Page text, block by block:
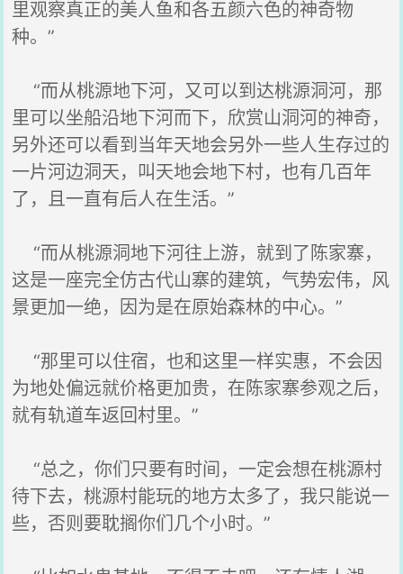
里观察真正的美人鱼和各五颜六色的神奇物
种。”
“而从桃源地下河，又可以到达桃源洞河，那
里可以坐船沿地下河而下，欣赏山洞河的神奇，
另外还可以看到当年天地会另外一些人生存过的
一片河边洞天，叫天地会地下村，也有几百年
了，且一直有后人在生活。”
“而从桃源洞地下河往上游，就到了陈家寨，
这是一座完全仿古代山寨的建筑，气势宏伟，风
景更加一绝，因为是在原始森林的中心。”
“那里可以住宿，也和这里一样实惠，不会因
为地处偏远就价格更加贵，在陈家寨参观之后，
就有轨道车返回村里。”
“总之，你们只要有时间，一定会想在桃源村
待下去，桃源村能玩的地方太多了，我只能说一
些，否则要耽搁你们几个小时。”